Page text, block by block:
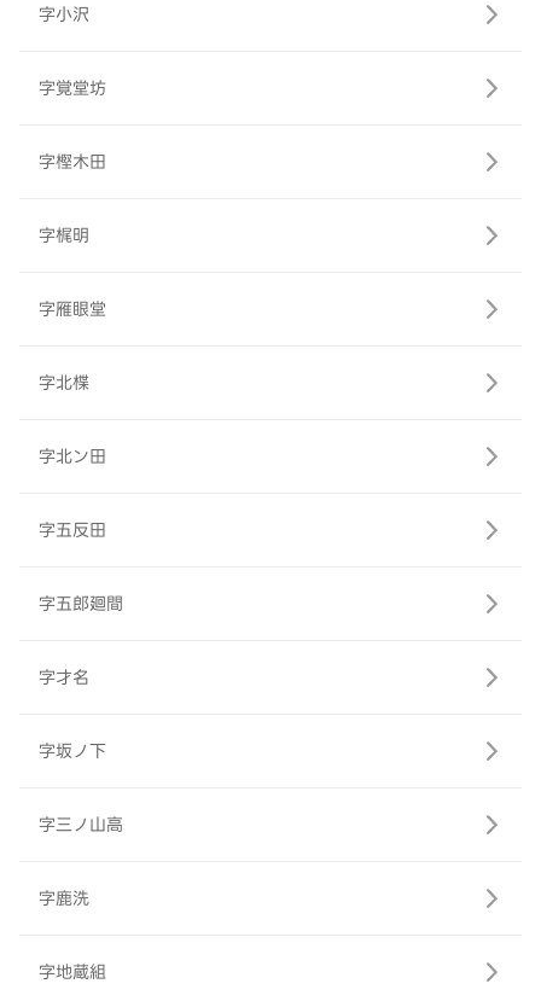
字小沢
字覚堂坊
字樫木田
字梶明
字雁眼堂
字北楪
字北ン田
字五反田
字五郎廻間
字才名
字坂ノ下
字三ノ山高
字鹿洗
字地蔵組